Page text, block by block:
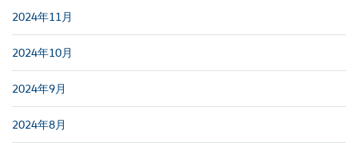
2024年11月
2024年10月
2024年9月
2024年8月